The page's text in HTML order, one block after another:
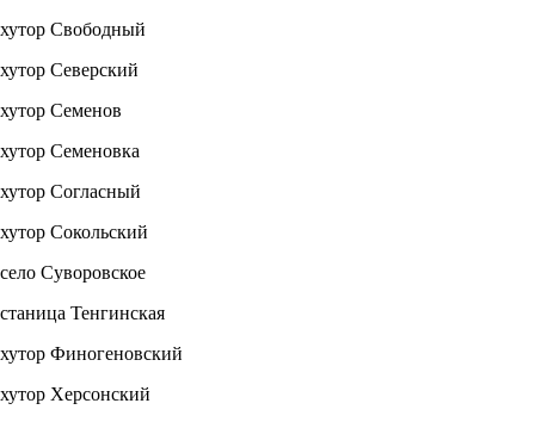
хутор Свободный
хутор Северский
хутор Семенов
хутор Семеновка
хутор Согласный
хутор Сокольский
село Суворовское
станица Тенгинская
хутор Финогеновский
хутор Херсонский